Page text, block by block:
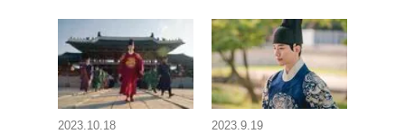
2023.10.18
2023.9.19